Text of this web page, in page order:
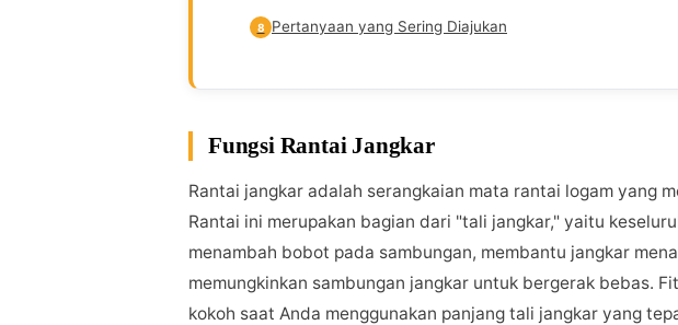
8 Pertanyaan yang Sering Diajukan
Fungsi Rantai Jangkar
Rantai jangkar adalah serangkaian mata rantai logam yang
Rantai ini merupakan bagian dari "tali jangkar," yaitu
menambah bobot pada sambungan, membantu jangkar
memungkinkan sambungan jangkar untuk bergerak bebas.
kokoh saat Anda menggunakan panjang tali jangkar yang